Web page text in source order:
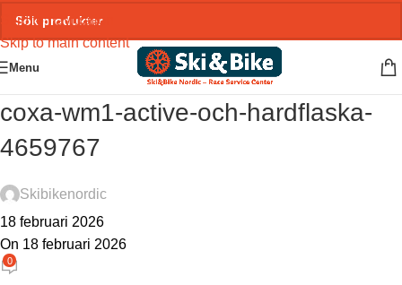
Skip to navigation
Skip to main content
Menu
coxa-wm1-active-och-hardflaska-
4659767
Skibikenordic
18 februari 2026
On 18 februari 2026
0